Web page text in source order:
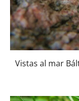
Vistas al mar